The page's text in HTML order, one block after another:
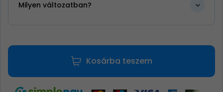
Milyen változatban?
Kosárba teszem